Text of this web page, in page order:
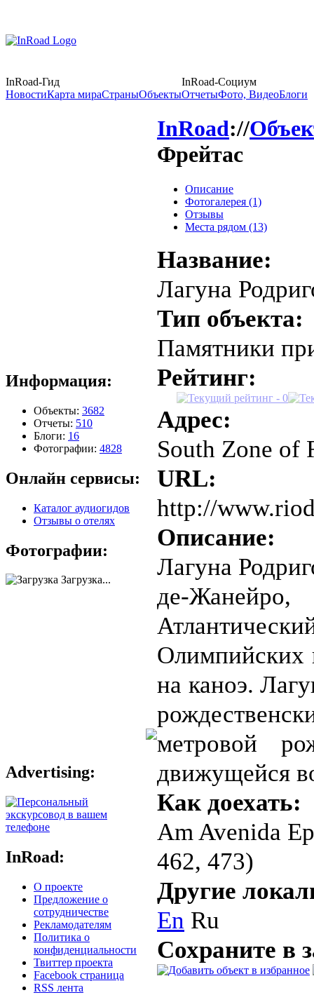
InRoad-Гид
InRoad-Социум
НовостиКарта мираСтраныОбъектыОтчетыФото, ВидеоБлоги
Информация:
Объекты: 3682
Отчеты: 510
Блоги: 16
Фотографии: 4828
Онлайн сервисы:
Каталог аудиогидов
Отзывы о отелях
Фотографии:
Загрузка...
Advertising:
InRoad:
О проекте
Предложение о
сотрудничестве
Рекламодателям
Политика о
конфиденциальности
Твиттер проекта
Facebook страница
RSS лента
InRoad://
Фрейтас
Описание
Фотогалерея (1)
Отзывы
Места рядом (13)
Название:
Лагуна
Тип объекта:
Памятники
Рейтинг:
Адрес:
South Zone of
URL:
http://
Описание:
Лагуна
де-
Олимпийских
на каноэ.
метровой
движущейся
Как доехать:
Am Avenida
462, 473)
Другие
En Ru
Сохраните в